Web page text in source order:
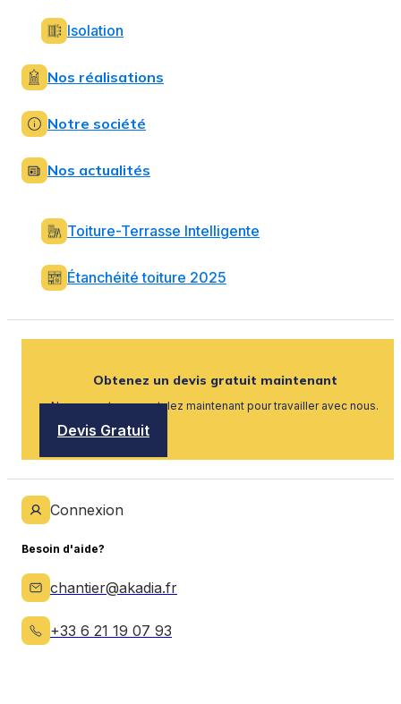
Isolation
Nos réalisations
Notre société
Nos actualités
Toiture-Terrasse Intelligente
Étanchéité toiture 2025
Obtenez un devis gratuit maintenant
Nous recrutons, postulez maintenant pour travailler avec nous.
Devis Gratuit
Connexion
Besoin d'aide?
chantier@akadia.fr
+33 6 21 19 07 93